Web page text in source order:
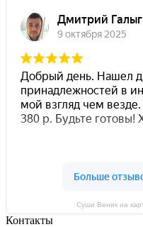
Суши Веник на
Контакты